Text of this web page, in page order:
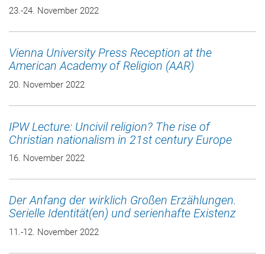
23.-24. November 2022
Vienna University Press Reception at the
American Academy of Religion (AAR)
20. November 2022
IPW Lecture: Uncivil religion? The rise of
Christian nationalism in 21st century Europe
16. November 2022
Der Anfang der wirklich Großen Erzählungen.
Serielle Identität(en) und serienhafte Existenz
11.-12. November 2022